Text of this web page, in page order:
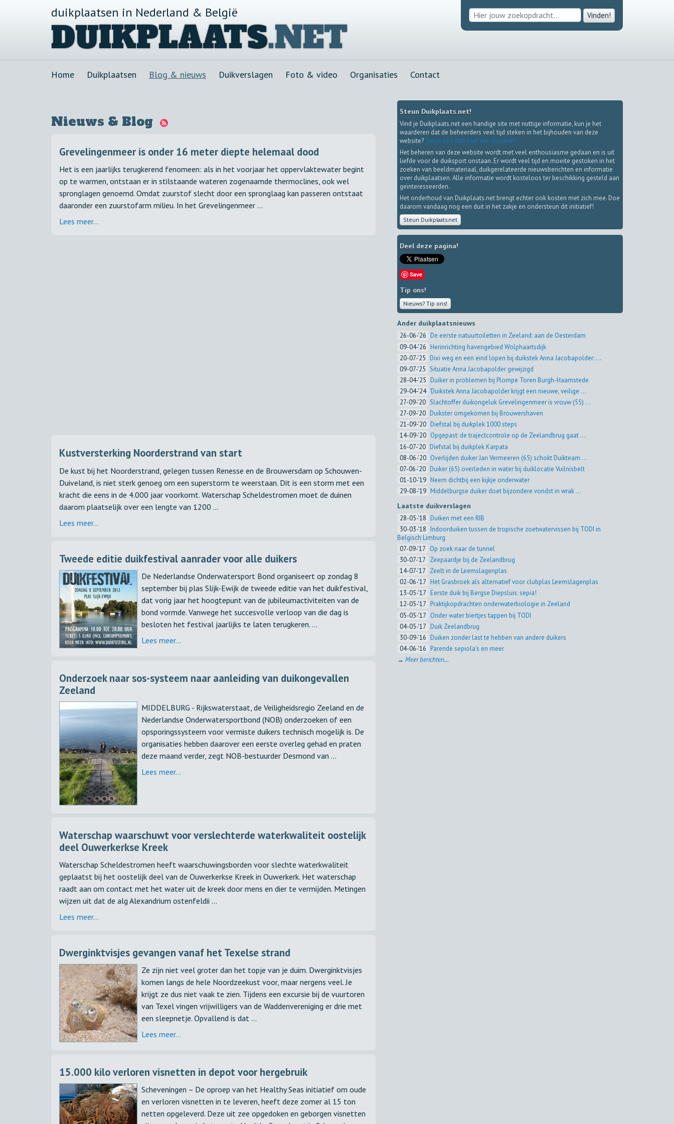
Vinden!
duikplaatsen in Nederland & België
DUIKPLAATS.NET
Home Duikplaatsen Blog & nieuws Duikverslagen Foto & video Organisaties Contact
Nieuws & Blog
Grevelingenmeer is onder 16 meter diepte helemaal dood
Het is een jaarlijks terugkerend fenomeen: als in het voorjaar het oppervlaktewater begint
op te warmen, ontstaan er in stilstaande wateren zogenaamde thermoclines, ook wel
spronglagen genoemd. Omdat zuurstof slecht door een spronglaag kan passeren ontstaat
daaronder een zuurstofarm milieu. In het Grevelingenmeer ...
Lees meer...
Kustversterking Noorderstrand van start
De kust bij het Noorderstrand, gelegen tussen Renesse en de Brouwersdam op Schouwen-
Duiveland, is niet sterk genoeg om een superstorm te weerstaan. Dit is een storm met een
kracht die eens in de 4.000 jaar voorkomt. Waterschap Scheldestromen moet de duinen
daarom plaatselijk over een lengte van 1200 ...
Lees meer...
Tweede editie duikfestival aanrader voor alle duikers
De Nederlandse Onderwatersport Bond organiseert op zondag 8
september bij plas Slijk-Ewijk de tweede editie van het duikfestival,
dat vorig jaar het hoogtepunt van de jubileumactiviteiten van de
bond vormde. Vanwege het succesvolle verloop van die dag is
besloten het festival jaarlijks te laten terugkeren. ...
Lees meer...
Onderzoek naar sos-systeem naar aanleiding van duikongevallen
Zeeland
MIDDELBURG - Rijkswaterstaat, de Veiligheidsregio Zeeland en de
Nederlandse Onderwatersportbond (NOB) onderzoeken of een
opsporingssysteem voor vermiste duikers technisch mogelijk is. De
organisaties hebben daarover een eerste overleg gehad en praten
deze maand verder, zegt NOB-bestuurder Desmond van ...
Lees meer...
Waterschap waarschuwt voor verslechterde waterkwaliteit oostelijk
deel Ouwerkerkse Kreek
Waterschap Scheldestromen heeft waarschuwingsborden voor slechte waterkwaliteit
geplaatst bij het oostelijk deel van de Ouwerkerkse Kreek in Ouwerkerk. Het waterschap
raadt aan om contact met het water uit de kreek door mens en dier te vermijden. Metingen
wijzen uit dat de alg Alexandrium ostenfeldii ...
Lees meer...
Dwerginktvisjes gevangen vanaf het Texelse strand
Ze zijn niet veel groter dan het topje van je duim. Dwerginktvisjes
komen langs de hele Noordzeekust voor, maar nergens veel. Je
krijgt ze dus niet vaak te zien. Tijdens een excursie bij de vuurtoren
van Texel vingen vrijwilligers van de Waddenvereniging er drie met
een sleepnetje. Opvallend is dat ...
Lees meer...
15.000 kilo verloren visnetten in depot voor hergebruik
Scheveningen – De oproep van het Healthy Seas initiatief om oude
en verloren visnetten in te leveren, heeft deze zomer al 15 ton
netten opgeleverd. Deze uit zee opgedoken en geborgen visnetten
Steun Duikplaats.net!
Vind je Duikplaats.net een handige site met nuttige informatie, kun je het
waarderen dat de beheerders veel tijd steken in het bijhouden van deze
website? Steun ons dan met een donatie!
Het beheren van deze website wordt met veel enthousiasme gedaan en is uit
liefde voor de duiksport onstaan. Er wordt veel tijd en moeite gestoken in het
zoeken van beeldmateriaal, duikgerelateerde nieuwsberichten en informatie
over duikplaatsen. Alle informatie wordt kosteloos ter beschikking gesteld aan
geïnteresseerden.
Het onderhoud van Duikplaats.net brengt echter ook kosten met zich mee. Doe
daarom vandaag nog een duit in het zakje en ondersteun dit initiatief!
Steun Duikplaats.net
Deel deze pagina!
Save
Tip ons!
Nieuws? Tip ons!
Ander duikplaatsnieuws
26-06-'26 De eerste natuurtoiletten in Zeeland: aan de Oesterdam
09-04-'26 Herinrichting havengebied Wolphaartsdijk
20-07-'25 Dixi weg en een eind lopen bij duikstek Anna Jacobapolder: ...
09-07-'25 Situatie Anna Jacobapolder gewijzigd
28-04-'25 Duiker in problemen bij Plompe Toren Burgh-Haamstede
29-04-'24 ‘Duikstek Anna Jacobapolder krijgt een nieuwe, veilige ...
27-09-'20 Slachtoffer duikongeluk Grevelingenmeer is vrouw (55) ...
27-09-'20 Duikster omgekomen bij Brouwershaven
21-09-'20 Diefstal bij duikplek 1000 steps
14-09-'20 Opgepast: de trajectcontrole op de Zeelandbrug gaat ...
16-07-'20 Diefstal bij duikplek Karpata
08-06-'20 Overlijden duiker Jan Vermeeren (65) schokt Duikteam ...
07-06-'20 Duiker (65) overleden in water bij duiklocatie Vuilnisbelt
01-10-'19 Neem dichtbij een kijkje onderwater
29-08-'19 Middelburgse duiker doet bijzondere vondst in wrak ...
Laatste duikverslagen
28-05-'18 Duiken met een RIB
30-03-'18 Indoorduiken tussen de tropische zoetwatervissen bij TODI in
Belgisch Limburg
07-09-'17 Op zoek naar de tunnel
30-07-'17 Zeepaardje bij de Zeelandbrug
14-07-'17 Zeelt in de Leemslagenplas
02-06-'17 Het Grasbroek als alternatief voor clubplas Leemslagenplas
13-05-'17 Eerste duik bij Bergse Diepsluis: sepia!
12-05-'17 Praktijkopdrachten onderwaterbiologie in Zeeland
05-05-'17 Onder water biertjes tappen bij TODI
04-05-'17 Duik Zeelandbrug
30-09-'16 Duiken zonder last te hebben van andere duikers
04-06-'16 Parende sepiola's en meer
→Meer berichten...